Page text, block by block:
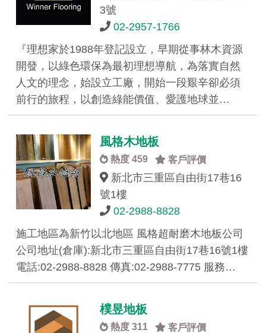
3號
02-2957-1766
『理想家於1988年登記設立，早期從事林木資源
開發，以綠色環保為最初理想導航，為落實自然
人文的理念，始設立工廠，開始一段艱辛卻必須
前行的旅程，以創造綠能價值、愛護地球並…
風格木地板
熱度 459 客戶評價
新北市三重區自由街17巷16
號1樓
02-2988-8828
施工地區為新竹以北地區 風格超耐磨木地板公司
公司地址(倉庫):新北市三重區自由街17巷16號1樓
電話:02-2988-8828 傳真:02-2988-7775 服務…
樸昱地板
熱度 311 客戶評價